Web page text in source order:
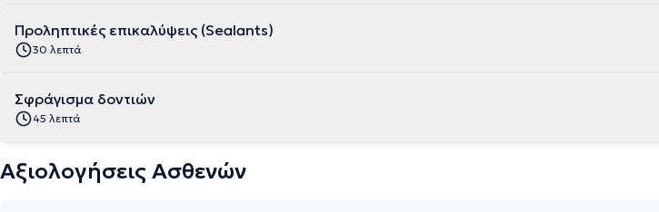
Προληπτικές επικαλύψεις (Sealants)
30 λεπτά
Σφράγισμα δοντιών
45 λεπτά
Αξιολογήσεις Ασθενών